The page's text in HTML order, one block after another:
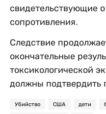
свидетельствующие
сопротивления.
Следствие
окончательные
токсикологической
должны подтвердить
Убийство США дети